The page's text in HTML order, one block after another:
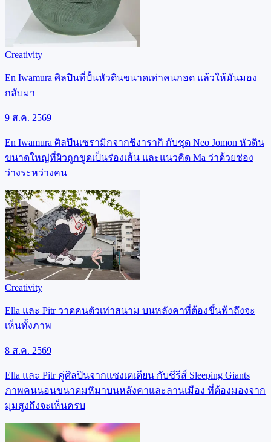
Creativity
En Iwamura ศิลปินที่ปั้นหัวดินขนาดเท่าคนกอด แล้วให้มันมอง
กลับมา
9 ส.ค. 2569
En Iwamura ศิลปินเซรามิกจากชิงารากิ กับชุด Neo Jomon หัวดิน
ขนาดใหญ่ที่ผิวถูกขูดเป็นร่องเส้น และแนวคิด Ma ว่าด้วยช่อง
ว่างระหว่างคน
Creativity
Ella และ Pitr วาดคนตัวเท่าสนาม บนหลังคาที่ต้องขึ้นฟ้าถึงจะ
เห็นทั้งภาพ
8 ส.ค. 2569
Ella และ Pitr คู่ศิลปินจากแซงเตเตียน กับซีรีส์ Sleeping Giants
ภาพคนนอนขนาดมหึมาบนหลังคาและลานเมือง ที่ต้องมองจาก
มุมสูงถึงจะเห็นครบ